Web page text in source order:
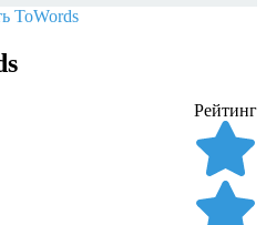
ToWords
Рейтинг